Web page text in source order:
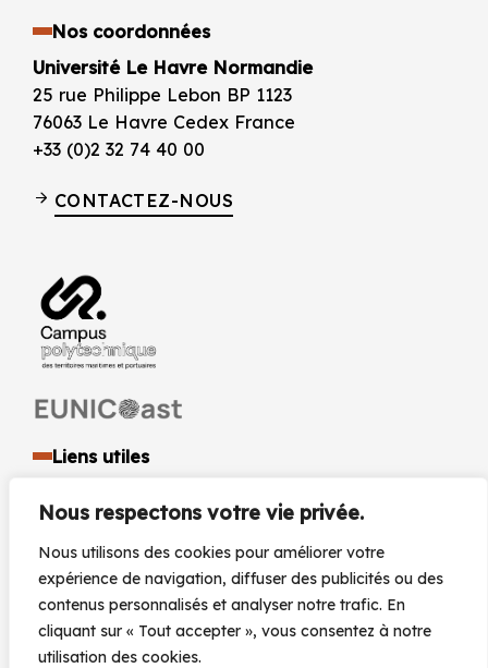
Nous respectons votre vie privée.
Nous utilisons des cookies pour améliorer votre
expérience de navigation, diffuser des publicités ou des
contenus personnalisés et analyser notre trafic. En
cliquant sur « Tout accepter », vous consentez à notre
utilisation des cookies.
Liens utiles
Espace presse et médias
Documents réglementaires
Marchés Publics
Actualités
Agenda
Nos coordonnées
Université Le Havre Normandie
25 rue Philippe Lebon BP 1123
76063 Le Havre Cedex France
+33 (0)2 32 74 40 00
CONTACTEZ-NOUS